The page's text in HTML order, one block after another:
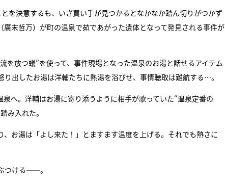
を決意するも、いざ買い手が見つかるとなかなか踏ん切りがつかず
末哲万）が町の温泉で茹であがった遺体となって発見される事件が
放つ蟻”を使って、事件現場となった温泉のお湯と話せるアイテム
出したお湯は洋輔たちに熱湯を浴びせ、事情聴取は難航する…。
へ。洋輔はお湯に寄り添うように相手が歌っていた“温泉定番の
み入れた。
お湯は「よし来た！」とますます温度を上げる。それでも熱さに
つける――。